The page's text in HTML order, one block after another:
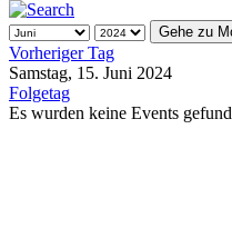
Gehe zu
Vorheriger Tag
Samstag, 15. Juni 2024
Folgetag
Es wurden keine Events